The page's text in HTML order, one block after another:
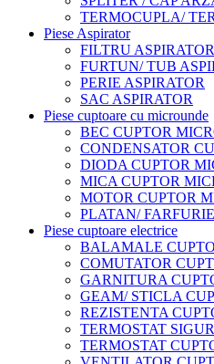
TERMOCUPLA/
Piese Aspirator
FILTRU ASPIRATOR
FURTUN/ TUB
PERIE ASPIRATOR
SAC ASPIRATOR
Piese cuptoare cu microunde
BEC CUPTOR
CONDENSATOR
DIODA CUPTOR
MICA CUPTOR
MOTOR CUPTOR
PLATAN/
Piese cuptoare electrice
BALAMALE
COMUTATOR
GARNITURA
GEAM/ STICLA
REZISTENTA
TERMOSTAT
TERMOSTAT